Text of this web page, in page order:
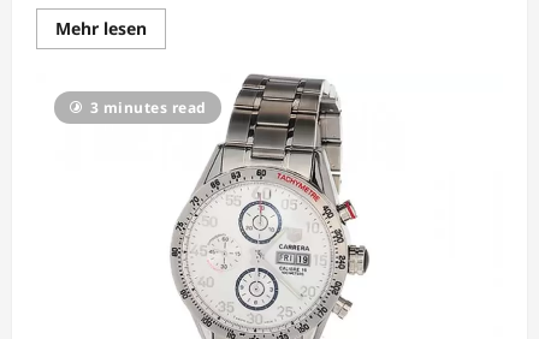
Mehr lesenLesen
Sie
Panerai
Black
Seal
3 minutes read